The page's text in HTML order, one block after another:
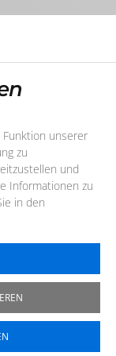
unserer
zu
und
Informationen zu
in den